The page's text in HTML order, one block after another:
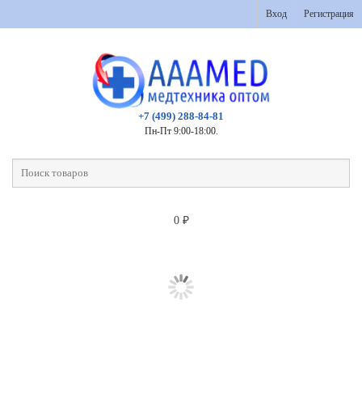
Вход Регистрация
+7 (499) 288-84-81
Пн-Пт 9:00-18:00.
0 ₽